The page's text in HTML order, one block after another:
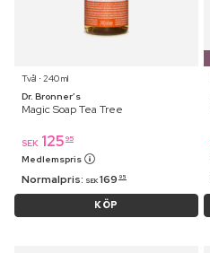
Tvål ⋅ 240 ml
Dr. Bronner’s
Magic Soap Tea Tree
SEK 125 95
Medlemspris
Normalpris: SEK 169 95
KÖP